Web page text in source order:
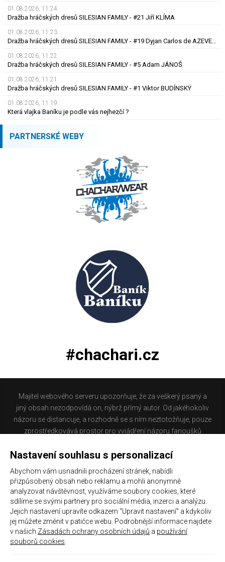
01.08.2026, 11.24
Dražba hráčských dresů SILESIAN FAMILY - #21 Jiří KLÍMA
01.08.2026, 11.23
Dražba hráčských dresů SILESIAN FAMILY - #19 Dyjan Carlos de AZEVEDO
01.08.2026, 11.22
Dražba hráčských dresů SILESIAN FAMILY - #5 Adam JÁNOŠ
01.08.2026, 11.21
Dražba hráčských dresů SILESIAN FAMILY - #1 Viktor BUDÍNSKÝ
01.08.2026, 11.19
Která vlajka Baníku je podle vás nejhezčí ?
PARTNERSKÉ WEBY
#chachari.cz
Majitel webového serveru upozorňuje, že za veškerý psaný a
jiný obsah nezodpovídá on, nýbrž přímý autor. Od jakéhokoliv
názoru se distancuje, a rozhodně se s ním neztotožňuje, pouze
zprostředkovává prostor pro vyjádření názoru fanoušků
nacházíte obsahuje materiál, který někteří lidé mohou
nejsou dle právní úpravy zákona č. 480/2004 Sb., o některých
službách informační společnosti a o změně některých zákonů
(zákon o některých službách informační společnosti) a
zejména §6 citovaného zákona, odpovědni za příspěvky
návštěvníků těchto stránek.
Galerie|Historie
Nastavení souhlasu s personalizací
Abychom vám usnadnili procházení stránek, nabídli
přizpůsobený obsah nebo reklamu a mohli anonymně
analyzovat návštěvnost, využíváme soubory cookies, které
sdílíme se svými partnery pro sociální média, inzerci a analýzu.
Jejich nastavení upravíte odkazem "Upravit nastavení" a kdykoliv
jej můžete změnit v patičce webu. Podrobnější informace najdete
v našich Zásadách ochrany osobních údajů a používání
souborů cookies